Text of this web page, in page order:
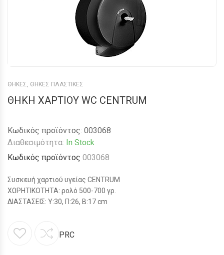
ΘΗΚΕΣ, ΘΗΚΕΣ ΠΛΑΣΤΙΚΕΣ
ΘΗΚΗ ΧΑΡΤΙΟΥ WC CENTRUM
Κωδικός προϊόντος: 003068
Διαθεσιμότητα: In Stock
Κωδικός προϊόντος 003068
Συσκευή χαρτιού υγείας CENTRUM
ΧΩΡΗΤΙΚΟΤΗΤΑ: ρολό 500-700 γρ.
ΔΙΑΣΤΑΣΕΙΣ: Υ:30, Π:26, Β:17 cm
PRC